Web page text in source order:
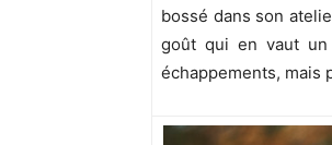
bossé dans son
goût qui en vaut
échappements, mais